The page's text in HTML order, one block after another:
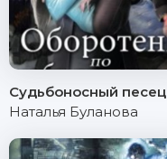
Судьбоносный песец
Наталья Буланова